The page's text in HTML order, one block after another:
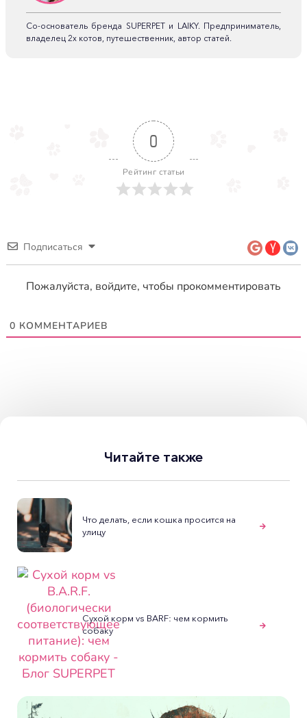
Со-основатель бренда SUPERPET и LAIKY. Предприниматель,
владелец 2х котов, путешественник, автор статей.
0
Рейтинг статьи
Подписаться
Пожалуйста, войдите, чтобы прокомментировать
0 КОММЕНТАРИЕВ
Читайте также
Что делать, если кошка просится на
улицу
Сухой корм vs BARF: чем кормить
собаку